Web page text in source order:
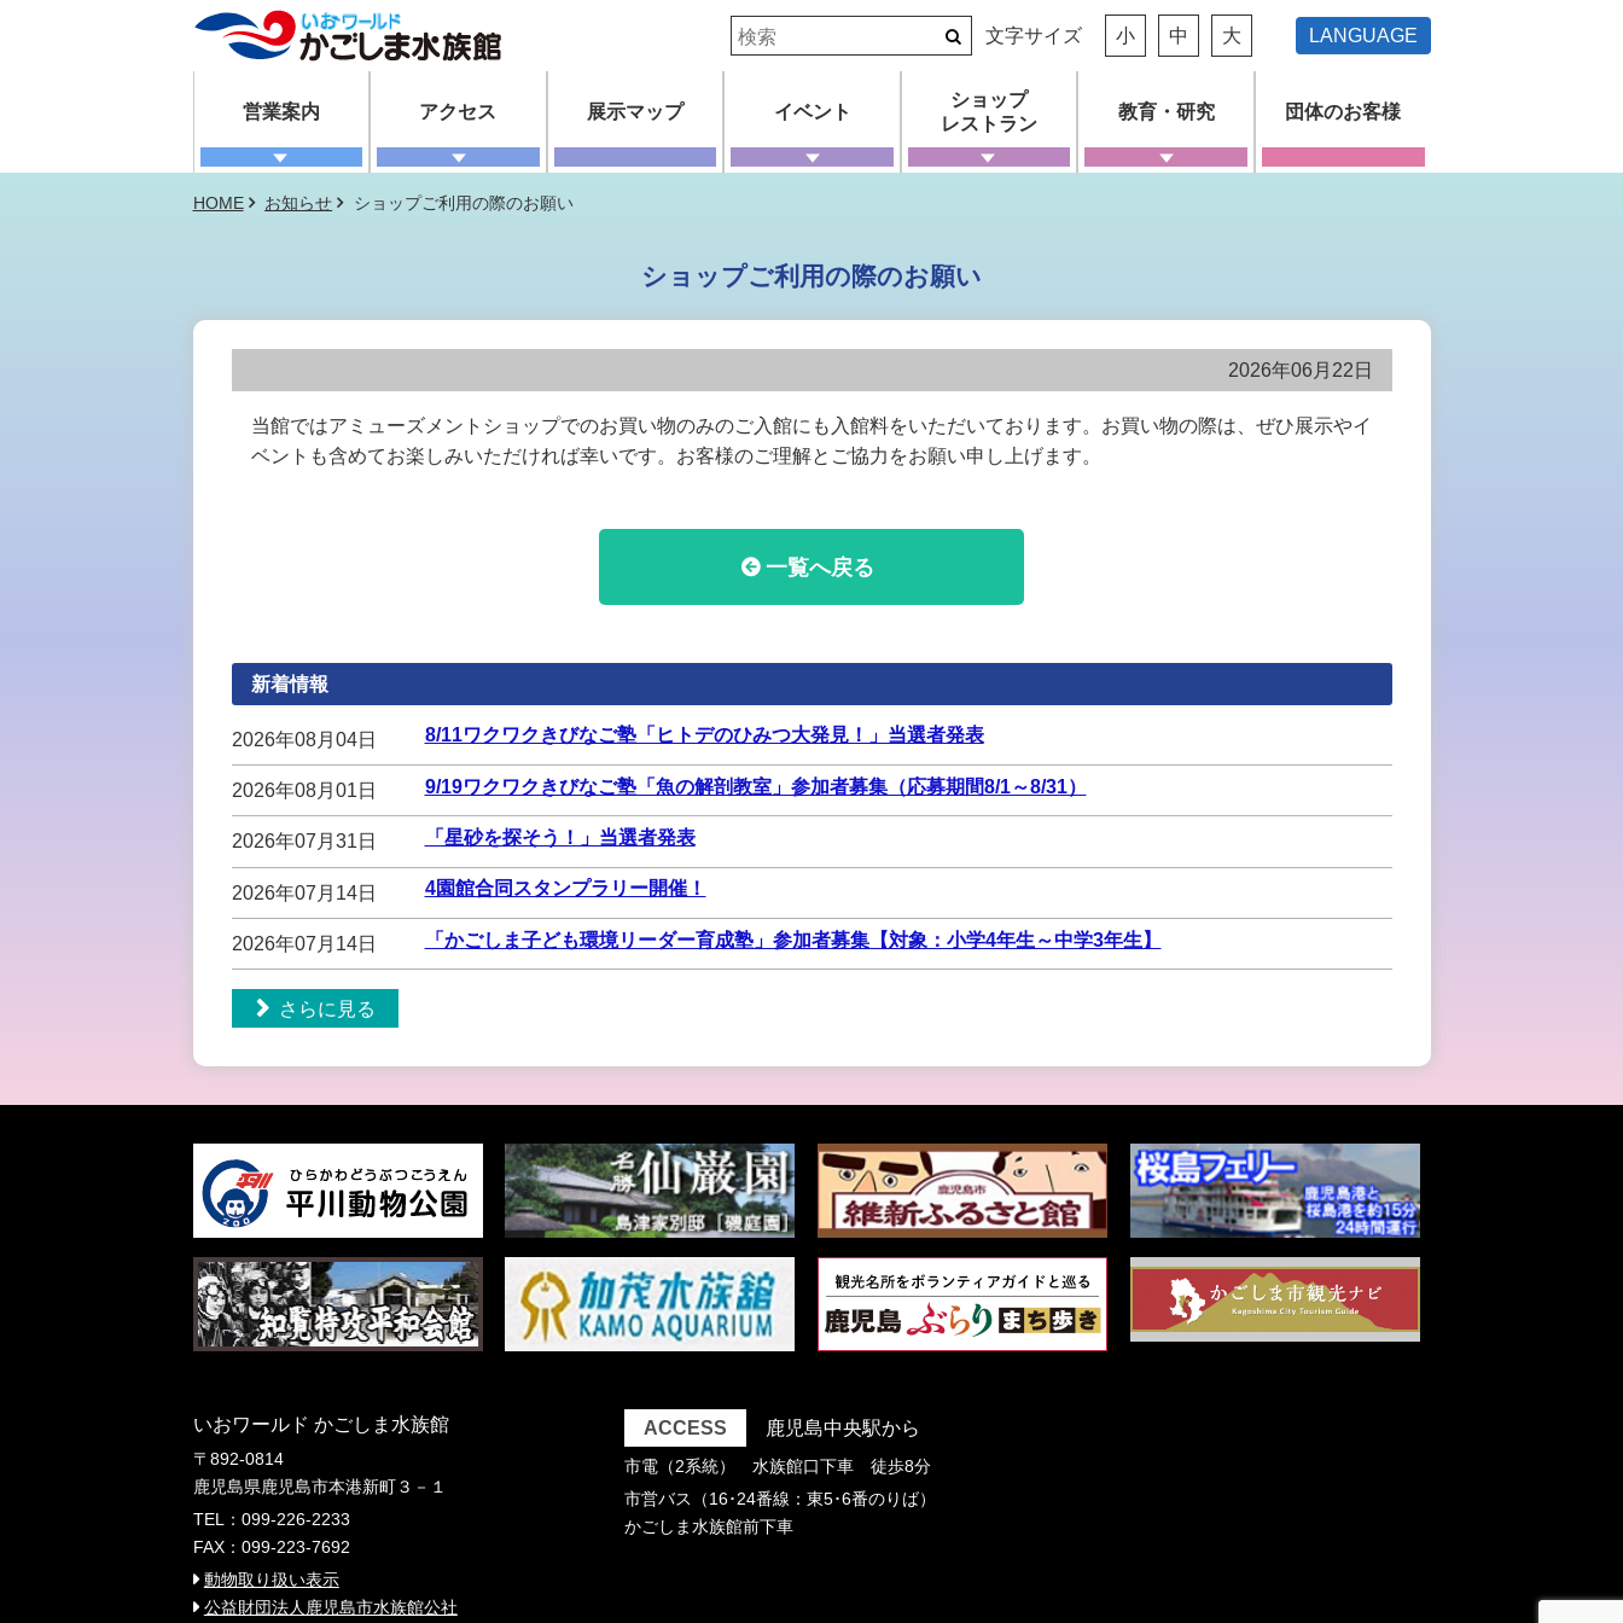
文字サイズ 小 中 大 LANGUAGE
営業案内 アクセス 展示マップ イベント
ショップ
レストラン
教育・研究 団体のお客様
HOME お知らせ ショップご利用の際のお願い
ショップご利用の際のお願い
2026年06月22日
当館ではアミューズメントショップでのお買い物のみのご入館にも入館料をいただいております。お買い物の際は、ぜひ展示やイ
ベントも含めてお楽しみいただければ幸いです。お客様のご理解とご協力をお願い申し上げます。
一覧へ戻る
新着情報
2026年08月04日 8/11ワクワクきびなご塾「ヒトデのひみつ大発見！」当選者発表
2026年08月01日 9/19ワクワクきびなご塾「魚の解剖教室」参加者募集（応募期間8/1～8/31）
2026年07月31日 「星砂を探そう！」当選者発表
2026年07月14日 4園館合同スタンプラリー開催！
2026年07月14日 「かごしま子ども環境リーダー育成塾」参加者募集【対象：小学4年生～中学3年生】
さらに見る
いおワールド かごしま水族館
〒892-0814
鹿児島県鹿児島市本港新町３－１
TEL：099-226-2233
FAX：099-223-7692
動物取り扱い表示
公益財団法人鹿児島市水族館公社
ACCESS 鹿児島中央駅から
市電（2系統） 水族館口下車 徒歩8分
市営バス（16･24番線：東5･6番のりば）
かごしま水族館前下車